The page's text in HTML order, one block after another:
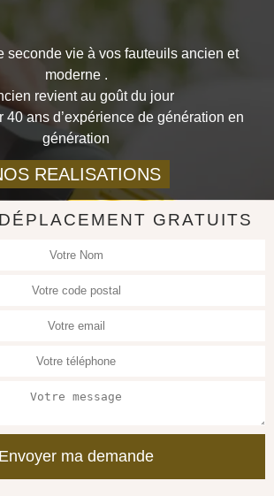
seconde vie à vos fauteuils ancien et
moderne .
revient au goût du jour
40 ans d’expérience de génération en
génération
REALISATIONS
GRATUITS